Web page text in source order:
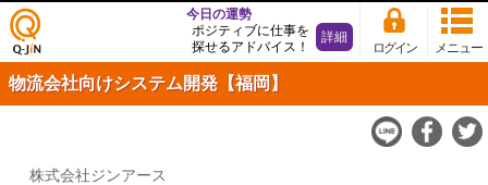
仕事
探し
の求
Q-JiN
メニュー
ログイン
今日の運勢
ポジティブに仕事を
探せるアドバイス！
詳細
物流会社向けシステム開発【福岡】
株式会社ジンアース